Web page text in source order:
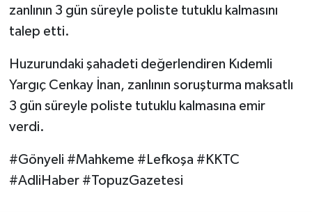
zanlının 3 gün süreyle poliste tutuklu kalmasını
talep etti.
Huzurundaki şahadeti değerlendiren Kıdemli
Yargıç Cenkay İnan, zanlının soruşturma maksatlı
3 gün süreyle poliste tutuklu kalmasına emir
verdi.
#Gönyeli #Mahkeme #Lefkoşa #KKTC
#AdliHaber #TopuzGazetesi